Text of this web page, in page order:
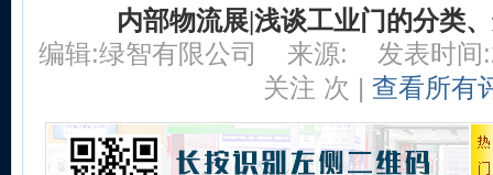
内部物流展|浅谈工业门的分类
编辑:绿智有限公司
来源:
发表时间
关注 次 | 查看所有